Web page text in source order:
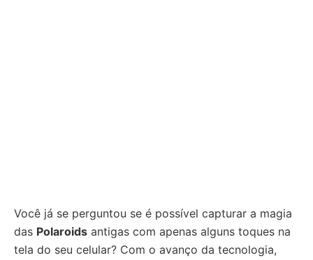
Você já se perguntou se é possível capturar a magia
das Polaroids antigas com apenas alguns toques na
tela do seu celular? Com o avanço da tecnologia,